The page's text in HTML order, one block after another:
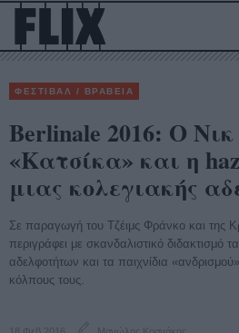
ΦΕΣΤΙΒΑΛ / ΒΡΑΒΕΙΑ
Berlinale 2016: Ο
«Κατσίκα» και η
μιας κολεγιακής
Σε παραγωγή του Τζέιμς Φράνκο και της
περιγράφει με σκανδαλιστικό διδακτισμό
αδελφοτήτων και τα παιχνίδια
κόλπους τους.